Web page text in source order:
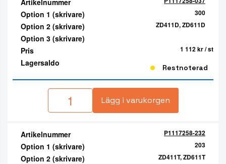
Option 1 (skrivare) 300
Option 2 (skrivare) ZD411D, ZD611D
Option 3 (skrivare)
Pris
1 112 kr/ st
Lagersaldo Restnoterad
Lägg i varukorgen
Artikelnummer P1117258-232
Option 1 (skrivare) 203
Option 2 (skrivare) ZD411T, ZD611T